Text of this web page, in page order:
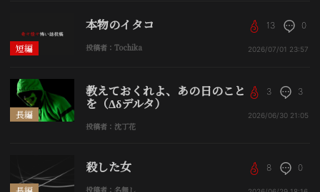
短編
本物のイタコ
投稿者：Tochika
13 0
2026/07/01 23:57
長編
教えておくれよ、あの日のこと
を（Δδデルタ）
投稿者：沈丁花
3 3
2026/06/30 21:05
殺した女
投稿者：名無し
8 0